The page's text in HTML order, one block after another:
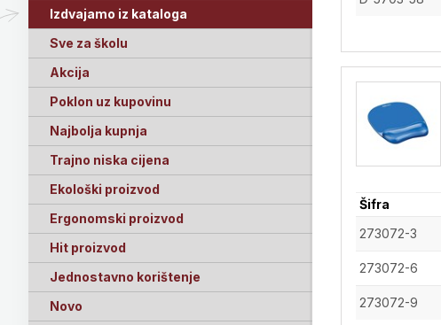
Izdvajamo iz kataloga
Sve za školu
Akcija
Poklon uz kupovinu
Najbolja kupnja
Trajno niska cijena
Ekološki proizvod
Ergonomski proizvod
Hit proizvod
Jednostavno korištenje
Novo
Šifra
273072-3
273072-6
273072-9